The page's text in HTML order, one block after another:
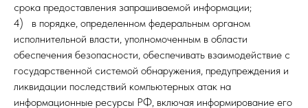
срока предоставления запрашиваемой информации;
4) в порядке, определенном федеральным органом
исполнительной власти, уполномоченным в области
обеспечения безопасности, обеспечивать взаимодействие с
государственной системой обнаружения, предупреждения и
ликвидации последствий компьютерных атак на
информационные ресурсы РФ, включая информирование его